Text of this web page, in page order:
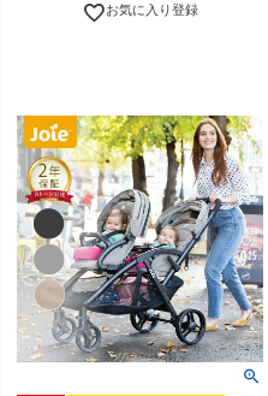
お気に入り登録